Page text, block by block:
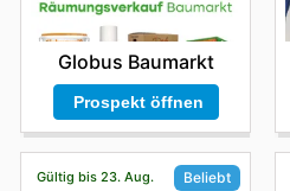
Globus Baumarkt
Prospekt öffnen
Gültig bis 23. Aug. Beliebt